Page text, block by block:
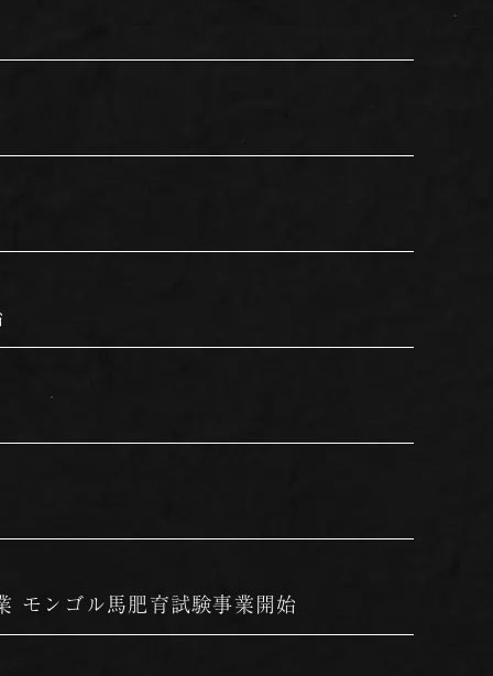
ンゴル馬肥育試験事業開始